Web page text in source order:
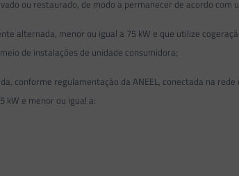
ou restaurado, de modo a permanecer de acordo com
menor ou igual a 75 kW e que utilize
de instalações de unidade consumidora;
regulamentação da ANEEL, conectada na
kW e menor ou igual a: